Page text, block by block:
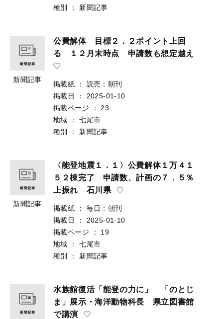
種別
： 新聞記事
新聞記事
公費解体 目標２．２ポイント上回
る １２月末時点 申請数も想定越え
掲載紙 ：
読売：朝刊
掲載日
：
2025-01-10
掲載ページ
：
23
地域
：
七尾市
種別
： 新聞記事
新聞記事
〈能登地震１．１〉公費解体１万４１
５２棟完了 申請数、計画の７．５％
上振れ 石川県
掲載紙 ：
毎日：朝刊
掲載日
：
2025-01-10
掲載ページ
：
19
地域
：
七尾市
種別
： 新聞記事
水族館復活「能登の力に」 「のとじ
ま」展示・海洋動物科長 県立図書館
で講演